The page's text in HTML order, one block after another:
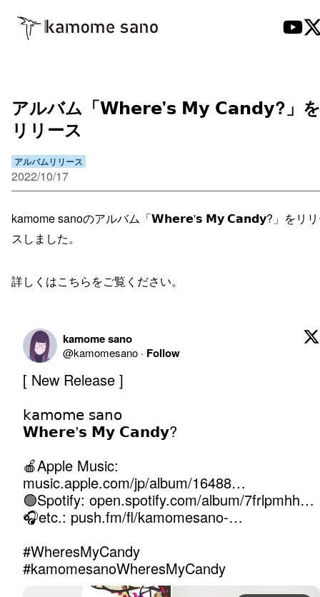
アルバム「𝗪𝗵𝗲𝗿𝗲'𝘀 𝗠𝘆 𝗖𝗮𝗻𝗱𝘆?」を
リリース
アルバムリリース
2022/10/17
kamome sanoのアルバム「𝗪𝗵𝗲𝗿𝗲'𝘀 𝗠𝘆 𝗖𝗮𝗻𝗱𝘆?」をリ
スしました。
詳しくはこちらをご覧ください。
kamome sano
@kamomesano · Follow
[ New Release ]
𝗄𝖺𝗆𝗈𝗆𝖾 𝗌𝖺𝗇𝗈
𝗪𝗵𝗲𝗿𝗲'𝘀 𝗠𝘆 𝗖𝗮𝗻𝗱𝘆?
music.apple.com/jp/album/16488…
🟢Spotify: open.spotify.com/album/7frlpmhh…
🎧etc.: push.fm/fl/kamomesano-…
#WheresMyCandy
#kamomesanoWheresMyCandy